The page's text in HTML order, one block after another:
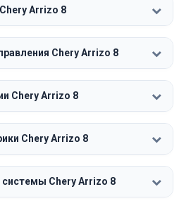
Arrizo 8
Chery Arrizo 8
Chery Arrizo 8
Chery Arrizo 8
Chery Arrizo 8